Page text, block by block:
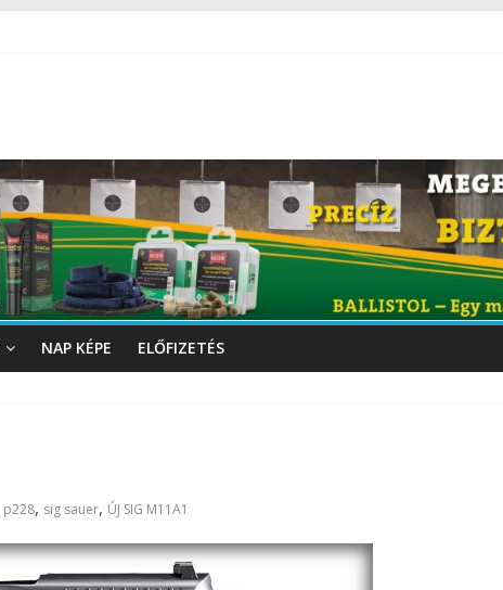
NAP KÉPE ELŐFIZETÉS
p228, sig sauer, ÚJ SIG M11A1